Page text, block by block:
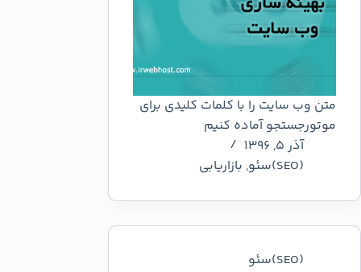
متن وب سایت را با کلمات کلیدی برای
موتورجستجو آماده کنیم
آذر ۵, ۱۳۹۶
(SEO)سئو
, بازاریابی
(SEO)سئو